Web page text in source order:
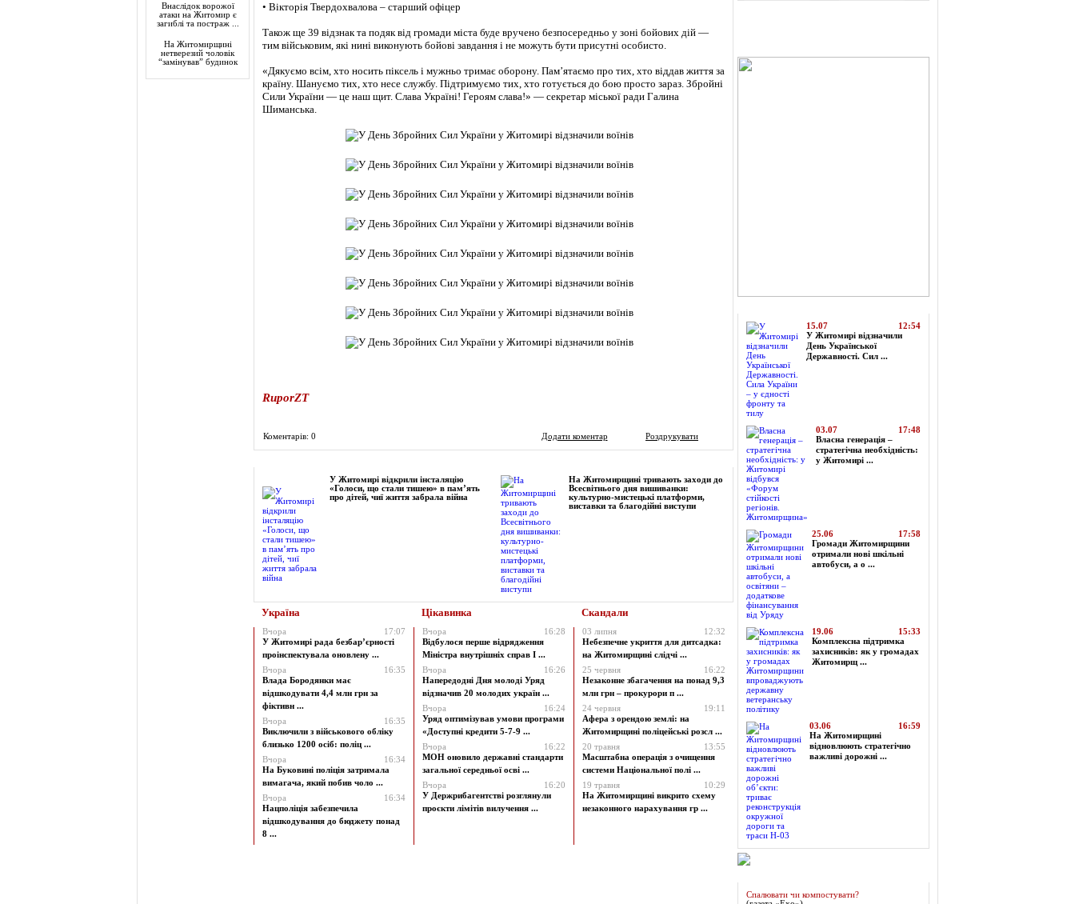
Внаслідок ворожої
атаки на Житомир є
загиблі та постраж ...
На Житомирщині
нетверезий чоловік
“замінував” будинок
• Вікторія Твердохвалова – старший офіцер
Також ще 39 відзнак та подяк від громади міста буде вручено безпосередньо у зоні бойових дій —
тим військовим, які нині виконують бойові завдання і не можуть бути присутні особисто.
«Дякуємо всім, хто носить піксель і мужньо тримає оборону. Пам’ятаємо про тих, хто віддав життя за
країну. Шануємо тих, хто несе службу. Підтримуємо тих, хто готується до бою просто зараз. Збройні
Сили України — це наш щит. Слава Україні! Героям слава!» — секретар міської ради Галина
Шиманська.
RuporZT
Коментарів: 0 Додати коментар Роздрукувати
У Житомирі відкрили інсталяцію
«Голоси, що стали тишею» в пам’ять
про дітей, чиї життя забрала війна
На Житомирщині тривають заходи до
Всесвітнього дня вишиванки:
культурно-мистецькі платформи,
виставки та благодійні виступи
Україна Цікавинка Скандали
Вчора
17:07
У Житомирі рада безбар’єрності
проінспектувала оновлену ...
Вчора
16:35
Влада Бородянки має
відшкодувати 4,4 млн грн за
фіктивн ...
Вчора
16:35
Виключили з військового обліку
близько 1200 осіб: поліц ...
Вчора
16:34
На Буковині поліція затримала
вимагача, який побив чоло ...
Вчора
16:34
Нацполіція забезпечила
відшкодування до бюджету понад
8 ...
Вчора
16:28
Відбулося перше відрядження
Міністра внутрішніх справ І ...
Вчора
16:26
Напередодні Дня молоді Уряд
відзначив 20 молодих україн ...
Вчора
16:24
Уряд оптимізував умови програми
«Доступні кредити 5-7-9 ...
Вчора
16:22
МОН оновило державні стандарти
загальної середньої осві ...
Вчора
16:20
У Держрибагентстві розглянули
проєкти лімітів вилучення ...
03 липня
12:32
Небезпечне укриття для дитсадка:
на Житомирщині слідчі ...
25 червня
16:22
Незаконне збагачення на понад 9,3
млн грн – прокурори п ...
24 червня
19:11
Афера з орендою землі: на
Житомирщині поліцейські розсл ...
20 травня
13:55
Масштабна операція з очищення
системи Національної полі ...
19 травня
10:29
На Житомирщині викрито схему
незаконного нарахування гр ...
15.07
12:54
У Житомирі відзначили
День Української
Державності. Сил ...
03.07
17:48
Власна генерація –
стратегічна необхідність:
у Житомирі ...
25.06
17:58
Громади Житомирщини
отримали нові шкільні
автобуси, а о ...
19.06
15:33
Комплексна підтримка
захисників: як у громадах
Житомирщ ...
03.06
16:59
На Житомирщині
відновлюють стратегічно
важливі дорожні ...
Спалювати чи компостувати?